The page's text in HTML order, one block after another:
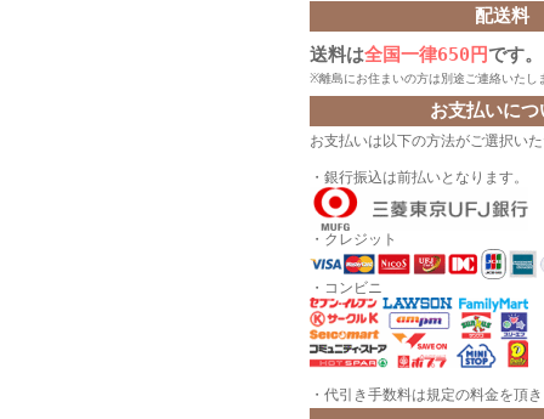
配送料
送料は全国一律650円です。
※離島にお住まいの方は別途ご連絡いたし
お支払いにつ
お支払いは以下の方法がご選択い
・銀行振込は前払いとなります。
・クレジット
・コンビニ
・代引き手数料は規定の料金を頂